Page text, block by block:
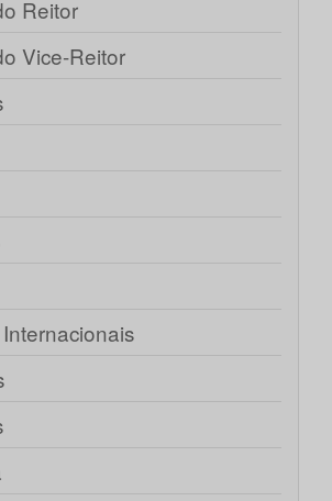
Reitor
Vice-Reitor